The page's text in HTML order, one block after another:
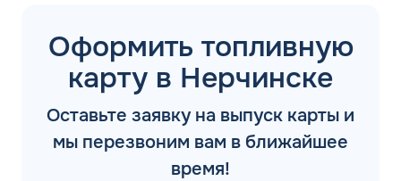
Оформить топливную
карту в Нерчинске
Оставьте заявку на выпуск карты и
мы перезвоним вам в ближайшее
время!